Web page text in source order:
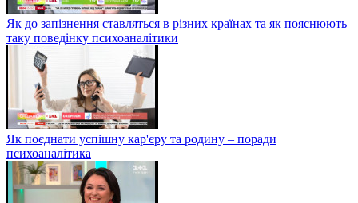
Як до запізнення ставляться в різних країнах та як пояснюють
таку поведінку психоаналітики
Як поєднати успішну кар'єру та родину – поради
психоаналітика